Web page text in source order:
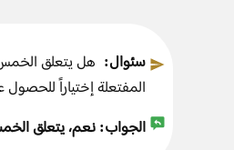
سئوال: هل يتعلق
المفتعلة إختياراً للحصول
الجواب:نعم، يتعلق